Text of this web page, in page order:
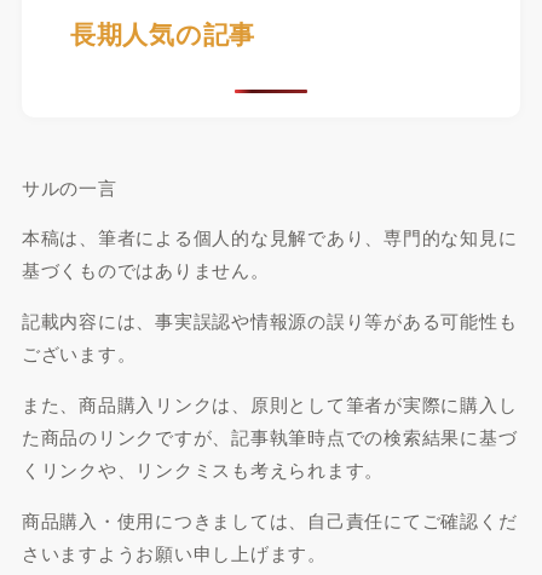
長期人気の記事
サルの一言
本稿は、筆者による個人的な見解であり、専門的な知見に
基づくものではありません。
記載内容には、事実誤認や情報源の誤り等がある可能性も
ございます。
また、商品購入リンクは、原則として筆者が実際に購入し
た商品のリンクですが、記事執筆時点での検索結果に基づ
くリンクや、リンクミスも考えられます。
商品購入・使用につきましては、自己責任にてご確認くだ
さいますようお願い申し上げます。